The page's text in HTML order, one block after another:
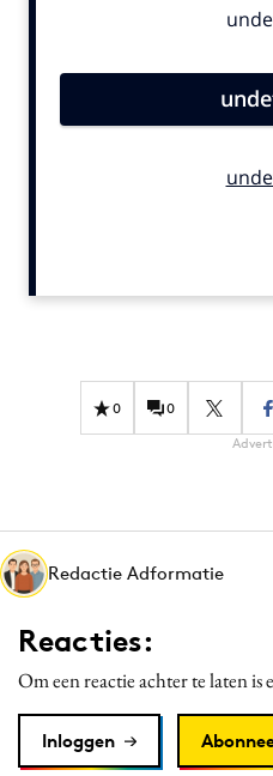
Contentmarketing
Effectiviteit
Gedragsverandering
Martech
Media
Merkstrategie
PR
Programmatic
Reputatie & crisis
0 0
Redactie Adformatie
Reacties:
Om een reactie achter te laten is
Inloggen